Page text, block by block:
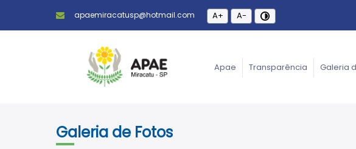
apaemiracatusp@hotmail.com A+ A-
Apae Transparência Galeria
Galeria de Fotos